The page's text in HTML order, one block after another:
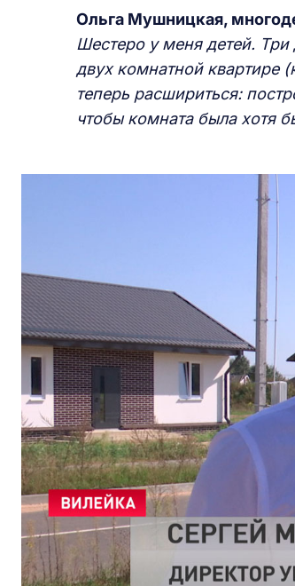
Ольга Мушницкая,
Шестеро у меня детей.
двух комнатной квартире
теперь расшириться:
чтобы комната была хотя